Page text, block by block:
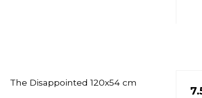
The Disappointed 120x54 cm